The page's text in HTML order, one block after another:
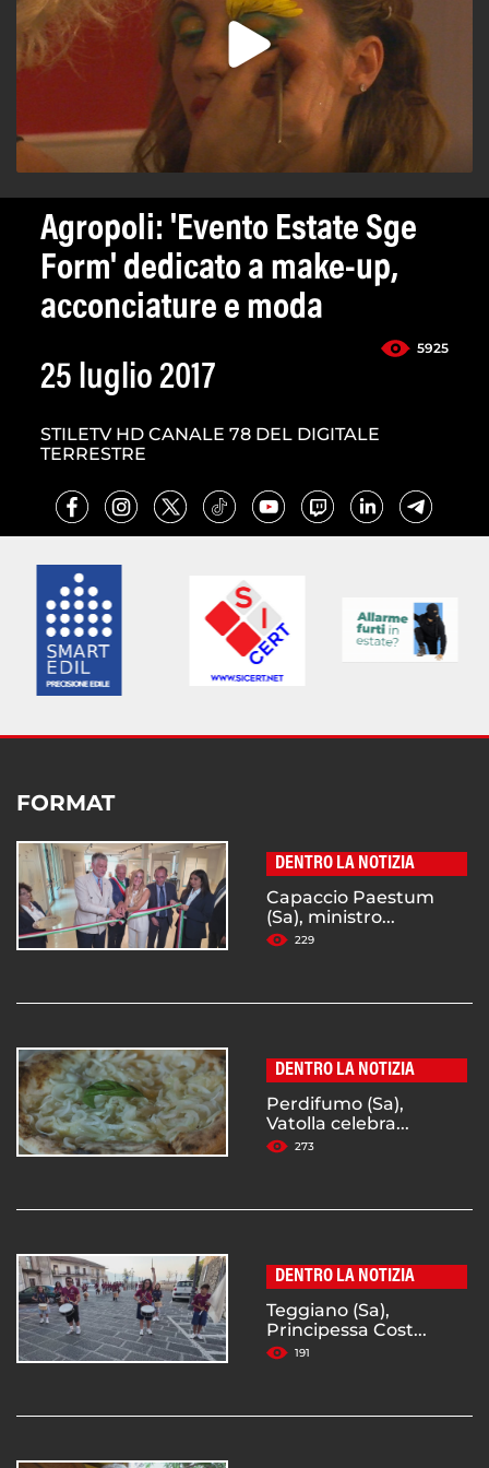
Agropoli: 'Evento Estate Sge
Form' dedicato a make-up,
acconciature e moda
5925
25 luglio 2017
STILETV HD CANALE 78 DEL DIGITALE
TERRESTRE
FORMAT
DENTRO LA NOTIZIA
Capaccio Paestum
(Sa), ministro...
229
DENTRO LA NOTIZIA
Perdifumo (Sa),
Vatolla celebra...
273
DENTRO LA NOTIZIA
Teggiano (Sa),
Principessa Cost...
191